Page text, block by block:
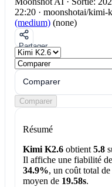
22:20 · moonshotai/kimi-
(medium) (none)
Partager
Comparer
Comparer
Résumé
Kimi K2.6obtient 5.8
Il affiche une fiabilité de
34.9%, un coût total de
moyen de 19.58s.